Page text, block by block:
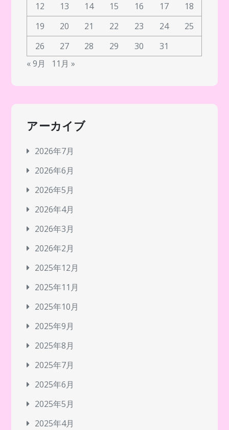
12
13 14 15 16 17
18
19
20 21 22 23 24
25
26
27 28 29 30
31
« 9月
11月 »
アーカイブ
2026年7月
2026年6月
2026年5月
2026年4月
2026年3月
2026年2月
2025年12月
2025年11月
2025年10月
2025年9月
2025年8月
2025年7月
2025年6月
2025年5月
2025年4月